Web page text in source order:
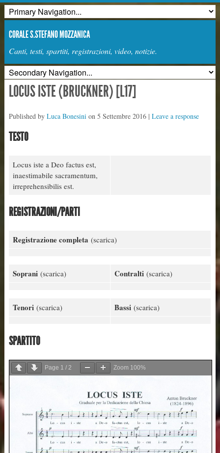
CORALE S.STEFANO MOZZANICA
Canti, testi, spartiti, registrazioni, video, notizie.
LOCUS ISTE (BRUCKNER) [L17]
Published by Luca Bonesinion 5 Settembre 2016| Leave a response
TESTO
Locus iste a Deo factus est,
inaestimabile sacramentum,
irreprehensibilis est.
REGISTRAZIONI/PARTI
Registrazione completa (scarica)
Soprani (scarica) Contralti (scarica)
Tenori (scarica) Bassi (scarica)
SPARTITO
Page 1 / 2 Zoom 100%